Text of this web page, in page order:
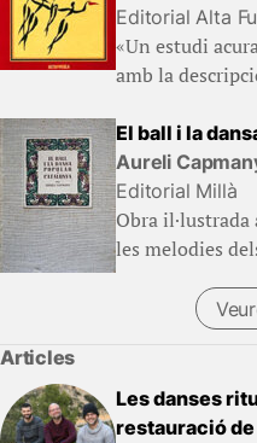
Editorial Alta
«Un estudi
amb la
El ball i la
Aureli
Editorial Millà
Obra
les melodies
Articles
Les danses
restauració de